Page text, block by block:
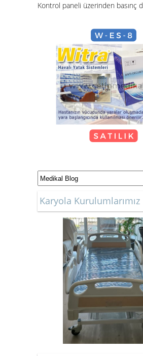
Hasta Karyolası Güzelbahçe
KİRALIK TEKERLEKLİ
Kiralık Hasta Karyolası Bostanlı
Kiralık Hasta Karyolası
Kontrol paneli üzerinden basınç
Karyola Kurulumlarımız